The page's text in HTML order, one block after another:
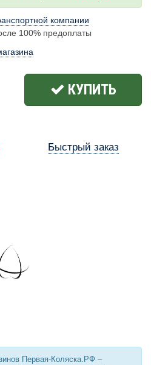
компании
100% предоплаты
КУПИТЬ
Быстрый заказ
Первая-Коляска.РФ –